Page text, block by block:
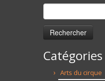
Rechercher :
Catégories
Arts du cirque